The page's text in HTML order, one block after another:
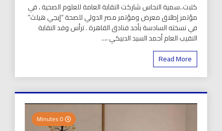
كتبت..سمية النحاس شاركت النقابة العامة للعلوم الصحية ، في
مؤتمر إطلاق معرض ومؤتمر مصر الدولي للصحة “إيجي هيلث”
في نسخته السادسة بأحد فنادق القاهرة . ترأس وفد النقابة
النقيب العام أحمد السيد الدبيكي ،...
Read More